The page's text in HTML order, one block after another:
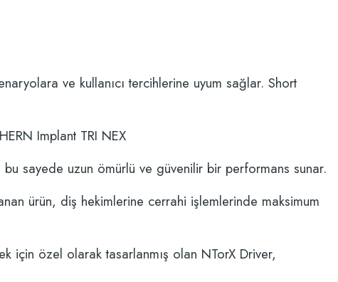
ve kullanıcı tercihlerine uyum sağlar. Short
Implant TRI NEX
sayede uzun ömürlü ve güvenilir bir performans sunar.
ürün, diş hekimlerine cerrahi işlemlerinde maksimum
için özel olarak tasarlanmış olan NTorX Driver,